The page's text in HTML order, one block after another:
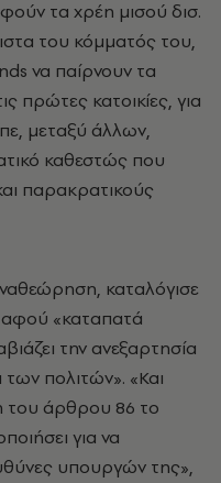
τα χρέη μισού δισ.
του κόμματός του,
να παίρνουν τα
πρώτες κατοικίες, για
μεταξύ άλλων,
καθεστώς που
παρακρατικούς
καταλόγισε
«καταπατά
την ανεξαρτησία
πολιτών». «Και
του άρθρου 86 το
για να
υπουργών της»,